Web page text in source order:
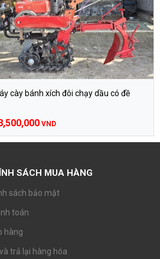
cày bánh xích đôi chạy dầu có đề
VND
SÁCH MUA HÀNG
sách bảo mật
toán
hàng
trả lại hàng hóa